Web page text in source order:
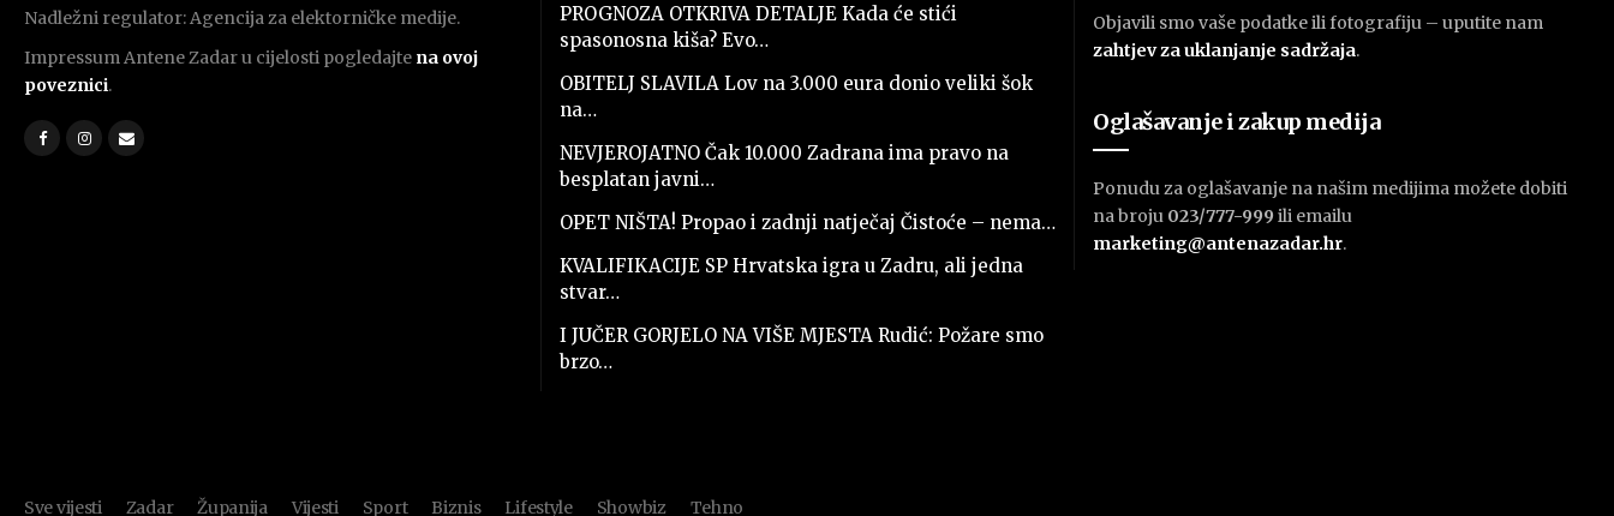
Nadležni regulator: Agencija za elektorničke medije.
Impressum Antene Zadar u cijelosti pogledajte na ovoj
poveznici.
PROGNOZA OTKRIVA DETALJE Kada će stići
spasonosna kiša? Evo…
OBITELJ SLAVILA Lov na 3.000 eura donio veliki šok
na…
NEVJEROJATNO Čak 10.000 Zadrana ima pravo na
besplatan javni…
OPET NIŠTA! Propao i zadnji natječaj Čistoće – nema…
KVALIFIKACIJE SP Hrvatska igra u Zadru, ali jedna
stvar…
I JUČER GORJELO NA VIŠE MJESTA Rudić: Požare smo
brzo…
Objavili smo vaše podatke ili fotografiju – uputite nam
zahtjev za uklanjanje sadržaja.
Oglašavanje i zakup medija
Ponudu za oglašavanje na našim medijima možete dobiti
na broju 023/777-999 ili emailu
marketing@antenazadar.hr.
Sve vijesti Zadar Županija Vijesti Sport Biznis Lifestyle Showbiz Tehno